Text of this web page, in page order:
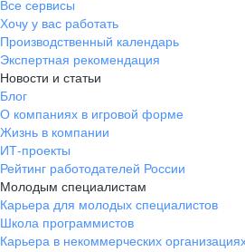
Все сервисы
Хочу у вас работать
Производственный календарь
Экспертная рекомендация
Новости и статьи
Блог
О компаниях в игровой форме
Жизнь в компании
ИТ-проекты
Рейтинг работодателей России
Молодым специалистам
Карьера для молодых специалистов
Школа программистов
Карьера в некоммерческих